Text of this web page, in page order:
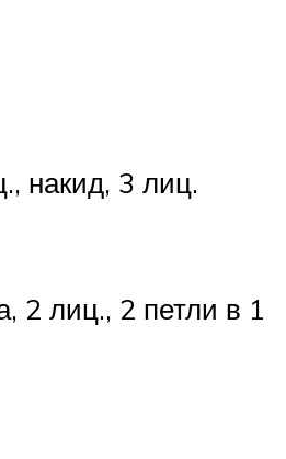
накид, 3 лиц.
2 лиц., 2 петли в 1